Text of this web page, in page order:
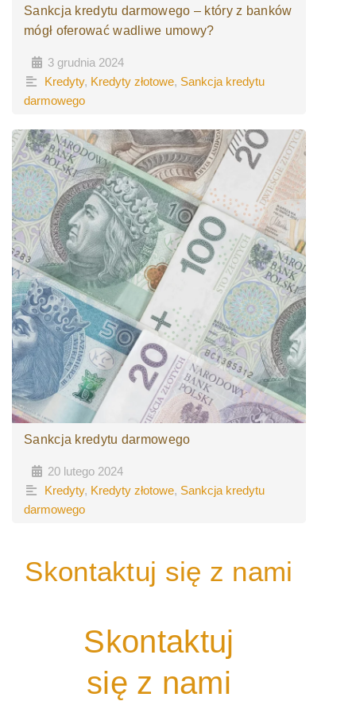
Sankcja kredytu darmowego – który z banków
mógł oferować wadliwe umowy?
3 grudnia 2024
Kredyty, Kredyty złotowe, Sankcja kredytu
darmowego
Sankcja kredytu darmowego
20 lutego 2024
Kredyty, Kredyty złotowe, Sankcja kredytu
darmowego
Skontaktuj się z nami
Skontaktuj
się z nami